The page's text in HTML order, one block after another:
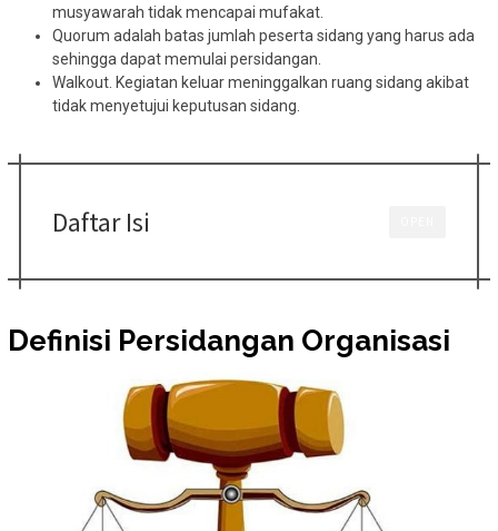
musyawarah tidak mencapai mufakat.
Quorum adalah batas jumlah peserta sidang yang harus ada
sehingga dapat memulai persidangan.
Walkout. Kegiatan keluar meninggalkan ruang sidang akibat
tidak menyetujui keputusan sidang.
Daftar Isi
Definisi Persidangan Organisasi